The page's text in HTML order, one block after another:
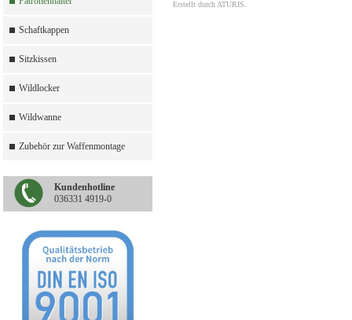
Schaftkappen
Sitzkissen
Wildlocker
Wildwanne
Zubehör zur Waffenmontage
Kundenhotline
036331 4919-0
Erstellt durch ATURIS.